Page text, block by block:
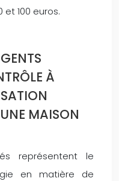
100 euros.
À
MAISON
représentent le
en matière de